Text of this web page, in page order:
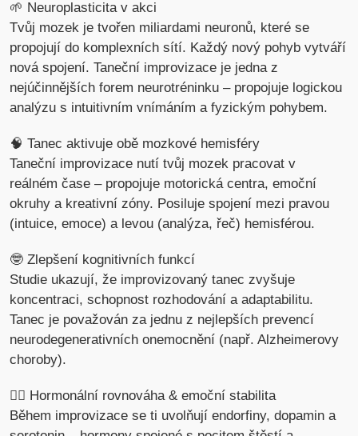
🌱 Neuroplasticita v akci
Tvůj mozek je tvořen miliardami neuronů, které se
propojují do komplexních sítí. Každý nový pohyb vytváří
nová spojení. Taneční improvizace je jedna z
nejúčinnějších forem neurotréninku – propojuje logickou
analýzu s intuitivním vnímáním a fyzickým pohybem.
🧠 Tanec aktivuje obě mozkové hemisféry
Taneční improvizace nutí tvůj mozek pracovat v
reálném čase – propojuje motorická centra, emoční
okruhy a kreativní zóny. Posiluje spojení mezi pravou
(intuice, emoce) a levou (analýza, řeč) hemisférou.
🤓 Zlepšení kognitivních funkcí
Studie ukazují, že improvizovaný tanec zvyšuje
koncentraci, schopnost rozhodování a adaptabilitu.
Tanec je považován za jednu z nejlepších prevencí
neurodegenerativních onemocnění (např. Alzheimerovy
choroby).
🧘‍♂️ Hormonální rovnováha & emoční stabilita
Během improvizace se ti uvolňují endorfiny, dopamin a